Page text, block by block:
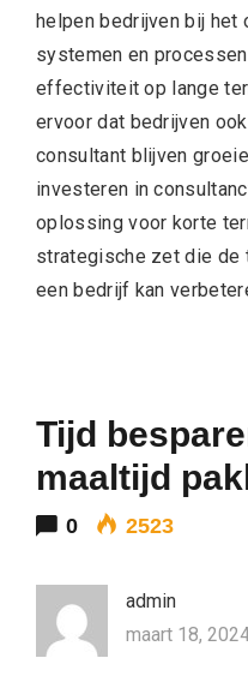
helpen bedrijven bij het
systemen en
effectiviteit op lange
ervoor dat bedrijven
consultant blijven
investeren in
oplossing voor korte
strategische zet die
een bedrijf kan
Tijd
maaltijd
0 2523
admin
maart 18,